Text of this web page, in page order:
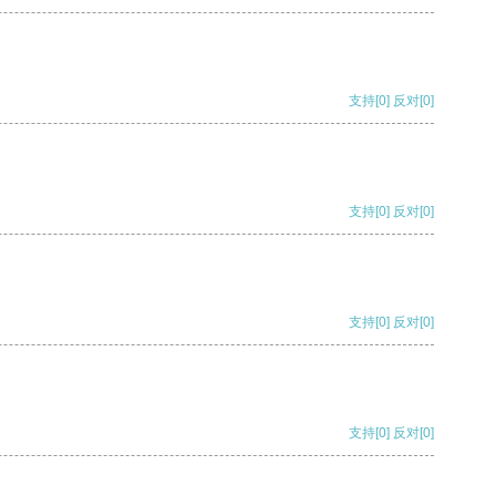
支持[0] 反对[0]
支持[0] 反对[0]
支持[0] 反对[0]
支持[0] 反对[0]